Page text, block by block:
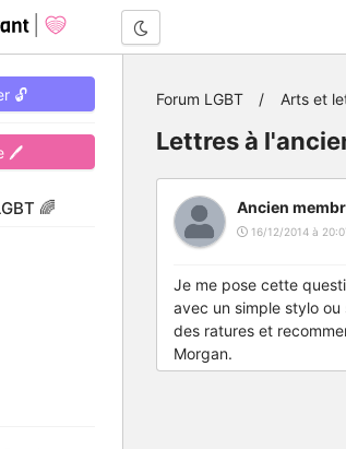
🔓
🖊
🌈
Forum LGBT Arts et
Lettres à
Ancien
16/12/2014 à
Je me pose cette
avec un simple stylo
des ratures et
Morgan.